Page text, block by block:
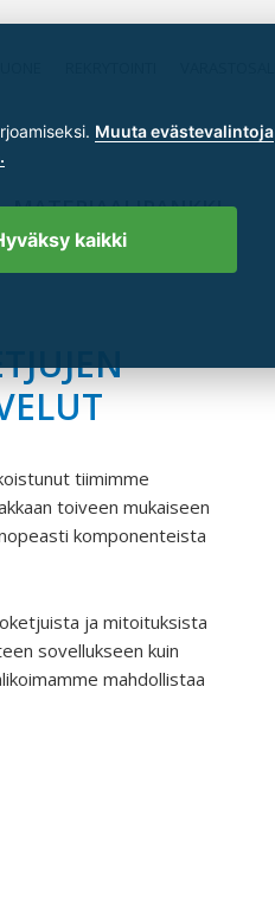
MATERIAALIPANKKI
tiimimme
toiveen mukaiseen
komponenteista
ja mitoituksista
sovellukseen kuin
mahdollistaa
Muuta evästevalintoja
kaikki